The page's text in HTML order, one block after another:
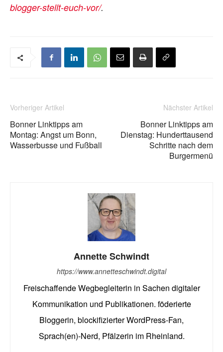
blogger-stellt-euch-vor/.
Vorheriger Artikel
Bonner Linktipps am
Montag: Angst um Bonn,
Wasserbusse und Fußball
Nächster Artikel
Bonner Linktipps am
Dienstag: Hunderttausend
Schritte nach dem
Burgermenü
Annette Schwindt
https://www.annetteschwindt.digital
Freischaffende Wegbegleiterin in Sachen digitaler
Kommunikation und Publikationen. föderierte
Bloggerin, blockifizierter WordPress-Fan,
Sprach(en)-Nerd, Pfälzerin im Rheinland.